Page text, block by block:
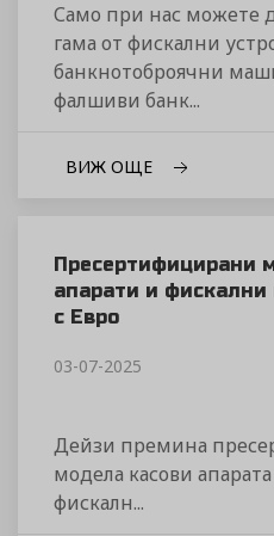
Само при нас можете
гама от фискални
банкнотоброячни
фалшиви банк...
ВИЖ ОЩЕ
Пресертифицирани
апарати и фискални
с Евро
03-07-2025
Дейзи премина
модела касови
фискалн...